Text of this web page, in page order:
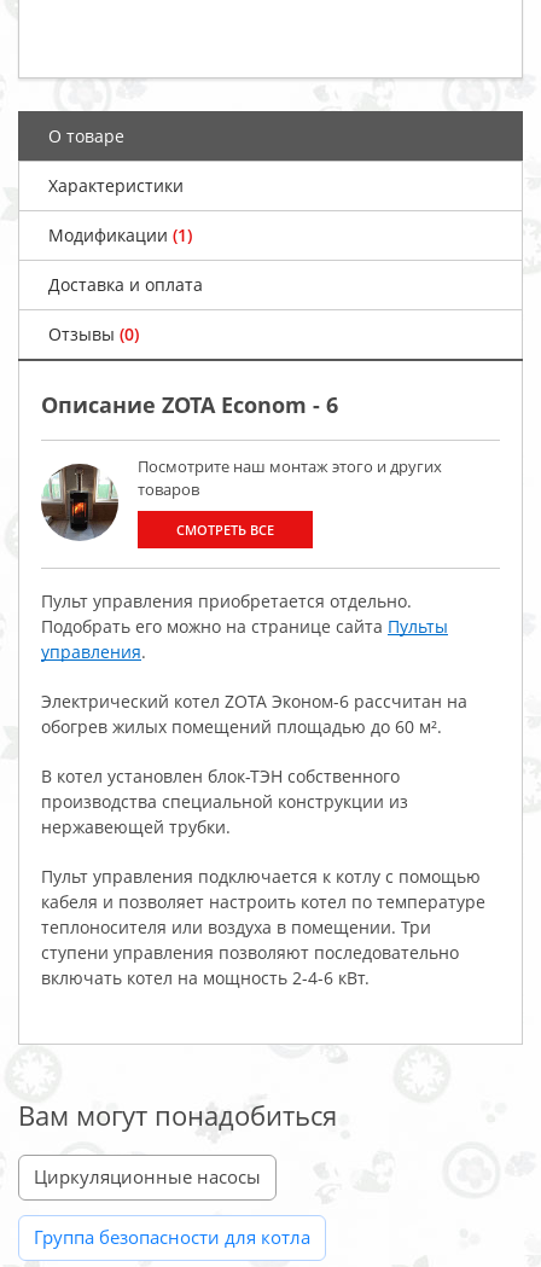
О товаре
Характеристики
Модификации (1)
Доставка и оплата
Отзывы (0)
Описание ZOTA Econom - 6
Посмотрите наш монтаж этого и других
товаров
СМОТРЕТЬ ВСЕ
Пульт управления приобретается отдельно.
Подобрать его можно на странице сайта Пульты
управления.
Электрический котел ZOTA Эконом-6 рассчитан на
обогрев жилых помещений площадью до 60 м².
В котел установлен блок-ТЭН собственного
производства специальной конструкции из
нержавеющей трубки.
Пульт управления подключается к котлу с помощью
кабеля и позволяет настроить котел по температуре
теплоносителя или воздуха в помещении. Три
ступени управления позволяют последовательно
включать котел на мощность 2-4-6 кВт.
Вам могут понадобиться
Циркуляционные насосы
Группа безопасности для котла